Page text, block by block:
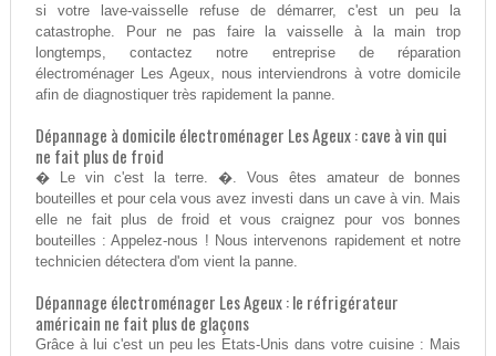
si votre lave-vaisselle refuse de démarrer, c'est un peu la
catastrophe. Pour ne pas faire la vaisselle à la main trop
longtemps, contactez notre entreprise de réparation
électroménager Les Ageux, nous interviendrons à votre domicile
afin de diagnostiquer très rapidement la panne.
Dépannage à domicile électroménager Les Ageux : cave à vin qui
ne fait plus de froid
� Le vin c'est la terre. �. Vous êtes amateur de bonnes
bouteilles et pour cela vous avez investi dans un cave à vin. Mais
elle ne fait plus de froid et vous craignez pour vos bonnes
bouteilles : Appelez-nous ! Nous intervenons rapidement et notre
technicien détectera d'om vient la panne.
Dépannage électroménager Les Ageux : le réfrigérateur
américain ne fait plus de glaçons
Grâce à lui c'est un peu les Etats-Unis dans votre cuisine : Mais